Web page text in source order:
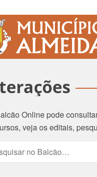
Online pode
veja os editais,